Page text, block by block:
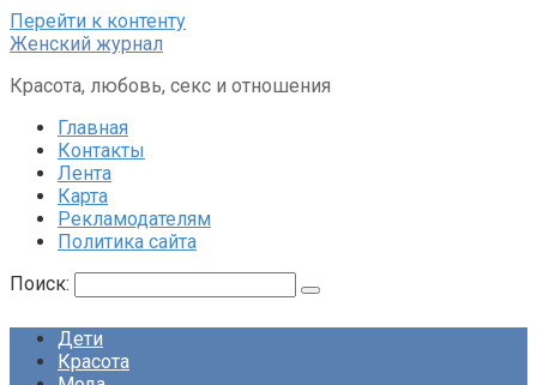
Перейти к контенту
Женский журнал
Красота, любовь, секс и отношения
Главная
Контакты
Лента
Карта
Рекламодателям
Политика сайта
Поиск:
Дети
Красота